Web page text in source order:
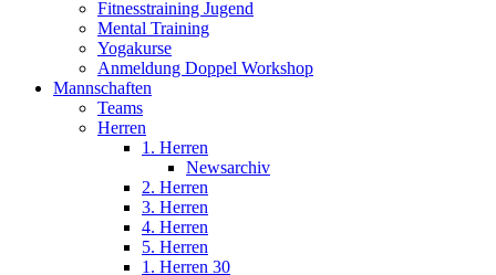
Fitnesstraining Jugend
Mental Training
Yogakurse
Anmeldung Doppel Workshop
Mannschaften
Teams
Herren
1. Herren
Newsarchiv
2. Herren
3. Herren
4. Herren
5. Herren
1. Herren 30